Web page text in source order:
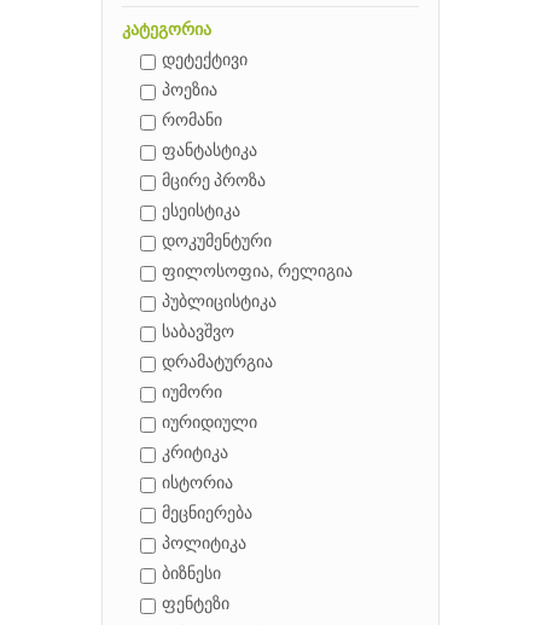
კატეგორია
დეტექტივი
პოეზია
რომანი
ფანტასტიკა
მცირე პროზა
ესეისტიკა
დოკუმენტური
ფილოსოფია, რელიგია
პუბლიცისტიკა
საბავშვო
დრამატურგია
იუმორი
იურიდიული
კრიტიკა
ისტორია
მეცნიერება
პოლიტიკა
ბიზნესი
ფენტეზი